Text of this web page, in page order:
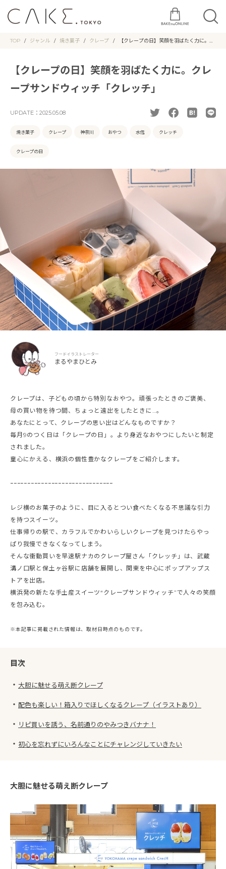
TOP ジャンル 焼き菓子 クレープ
【クレープの日】笑顔を羽ばたく力に。ク
【クレープの日】笑顔を羽ばたく力に。クレ
ープサンドウィッチ「クレッチ」
UPDATE： 2025.05.08
焼き菓子 クレープ 神奈川 おやつ 水信 クレッチ
クレープの日
フードイラストレーター
まるやまひとみ
クレープは、子どもの頃から特別なおやつ。頑張ったときのご褒美、
母の買い物を待つ間、ちょっと遠出をしたときに…。
あなたにとって、クレープの思い出はどんなものですか？
毎月9のつく日は「クレープの日」。より身近なおやつにしたいと制定
されました。
童心にかえる、横浜の個性豊かなクレープをご紹介します。
ｰｰｰｰｰｰｰｰｰｰｰｰｰｰｰｰｰｰｰｰｰｰｰｰｰｰｰｰｰｰ
レジ横のお菓子のように、目に入るとつい食べたくなる不思議な引力
を持つスイーツ。
仕事帰りの駅で、カラフルでかわいらしいクレープを見つけたらやっ
ぱり我慢できなくなってしまう。
そんな衝動買いを早速駅ナカのクレープ屋さん「クレッチ」は、武蔵
溝ノ口駅と保土ヶ谷駅に店舗を展開し、関東を中心にポップアップス
トアを出店。
横浜発の新たな手土産スイーツ“クレープサンドウィッチ”で人々の笑顔
を包み込む。
※本記事に掲載された情報は、取材日時点のものです。
目次
・ 大胆に魅せる萌え断クレープ
・ 配色も楽しい！箱入りでほしくなるクレープ（イラストあり）
・ リピ買いを誘う、名前通りのやみつきバナナ！
・ 初心を忘れずにいろんなことにチャレンジしていきたい
大胆に魅せる萌え断クレープ